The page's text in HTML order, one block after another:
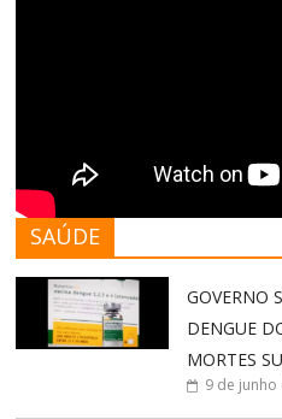
SAÚDE
GOVERNO
DENGUE
MORTES
9 de junho